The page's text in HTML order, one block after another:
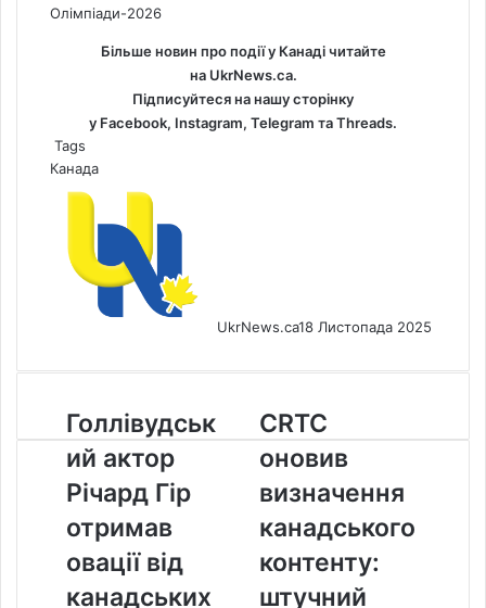
Олімпіади-2026
Більше новин про події у Канаді читайте
на UkrNews.ca.
Підписуйтеся на нашу сторінку
у Facebook, Instagram, Telegram таThreads.
Tags
Канада
UkrNews.ca18 Листопада 2025
Голлівудський
актор
Річард
Гір
отримав
овації
канадських
депутатів
Голлівудськ
ий актор
Річард Гір
отримав
овації від
канадських
CRTC
оновив
визначення
канадського
контенту:
штучний
не
враховується
CRTC
оновив
визначення
канадського
контенту:
штучний